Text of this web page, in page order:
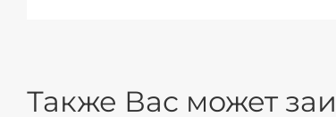
Также Вас может